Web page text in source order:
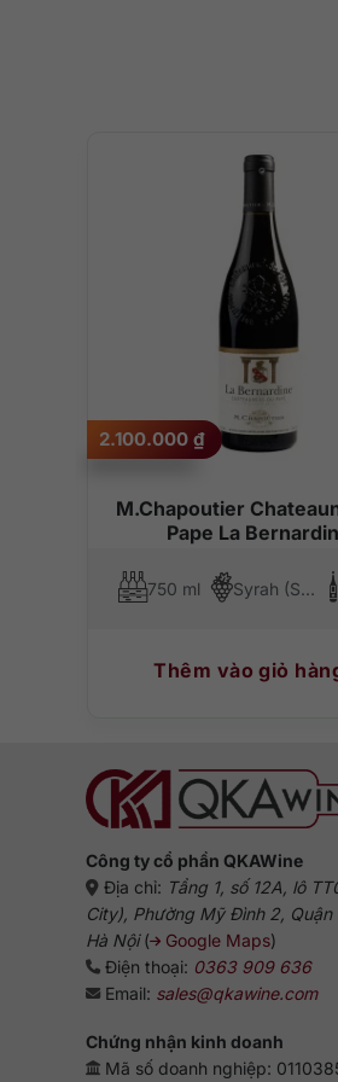
M.Chapoutier
Pape La
2.100.000 ₫
750 ml Syrah (Shiraz), Grenache, Mourvedre
Thêm vào giỏ
Công ty cổ phần QKAWine
Địa chỉ: Tầng 1, số 12A, lô
City), Phường Mỹ Đình 2,
Hà Nội( Google Maps)
Điện thoại: 0363 909 636
Email: sales@qkawine.com
Chứng nhận kinh doanh
Mã số doanh nghiệp: